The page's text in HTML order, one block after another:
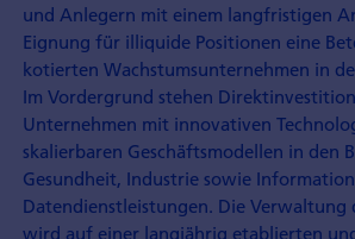
und Anlegern mit einem langfristigen
Eignung für illiquide Positionen eine
kotierten Wachstumsunternehmen in
Im Vordergrund stehen
Unternehmen mit innovativen
skalierbaren Geschäftsmodellen in den
Gesundheit, Industrie sowie
Datendienstleistungen. Die Verwaltung
wird auf einer langjährig etablierten